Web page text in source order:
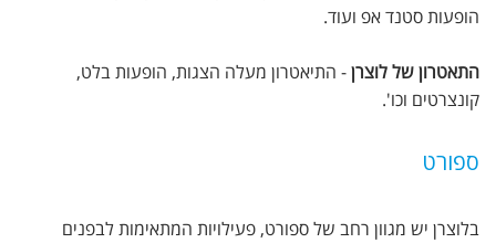
הופעות סטנד אפ ועוד.
התאטרון של לוצרן- התיאטרון מעלה הצגות, הופעות בלט,
קונצרטים וכו'.
ספורט
בלוצרן יש מגוון רחב של ספורט, פעילויות המתאימות לבפנים